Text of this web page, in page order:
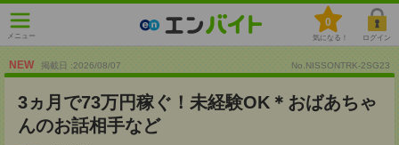
メニュー
0
気になる！ ログイン
NEW 掲載日 :2026/08/07 No.NISSONTRK-2SG23
3ヵ月で73万円稼ぐ！未経験OK＊おばあちゃ
んのお話相手など